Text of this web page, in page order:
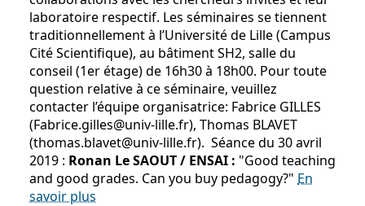
laboratoire respectif. Les séminaires se tiennent
traditionnellement à l’Université de Lille (Campus
Cité Scientifique), au bâtiment SH2, salle du
conseil (1er étage) de 16h30 à 18h00. Pour toute
question relative à ce séminaire, veuillez
contacter l’équipe organisatrice: Fabrice GILLES
(Fabrice.gilles@univ-lille.fr), Thomas BLAVET
(thomas.blavet@univ-lille.fr). Séance du 30 avril
2019 : Ronan Le SAOUT / ENSAI : "Good teaching
and good grades. Can you buy pedagogy?" En
savoir plus